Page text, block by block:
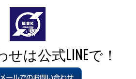
は公式LINEで！